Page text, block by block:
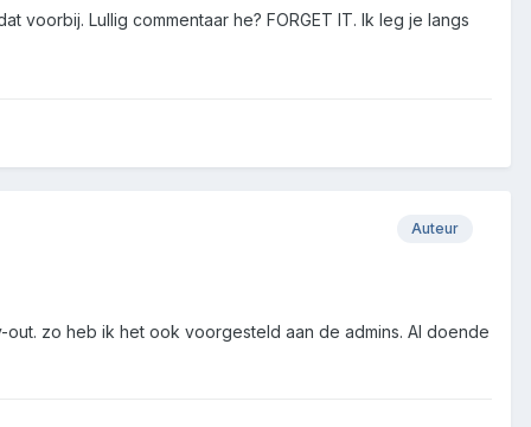
Lullig commentaar he? FORGET IT. Ik leg je langs
Auteur
out. zo heb ik het ook voorgesteld aan de admins. Al doende